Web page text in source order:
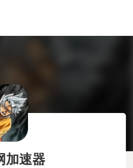
加速器